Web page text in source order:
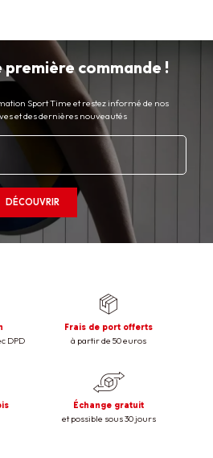
commande !
Sport Time et restez informé de nos
et des dernières nouveautés
DÉCOUVRIR
DPD
Frais de port offerts
à partir de 50 euros
Échange gratuit
et possible sous 30 jours